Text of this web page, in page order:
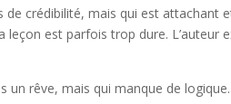
crédibilité, mais qui est attachant
est parfois trop dure. L’auteur
un rêve, mais qui manque de